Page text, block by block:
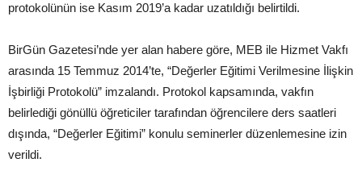
protokolünün ise Kasım 2019’a kadar uzatıldığı belirtildi.
BirGün Gazetesi’nde yer alan habere göre, MEB ile Hizmet Vakfı
arasında 15 Temmuz 2014’te, “Değerler Eğitimi Verilmesine İlişkin
İşbirliği Protokolü” imzalandı. Protokol kapsamında, vakfın
belirlediği gönüllü öğreticiler tarafından öğrencilere ders saatleri
dışında, “Değerler Eğitimi” konulu seminerler düzenlemesine izin
verildi.